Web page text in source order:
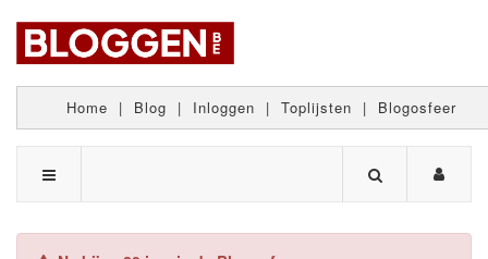
Home | Blog | Inloggen | Toplijsten | Blogosfeer